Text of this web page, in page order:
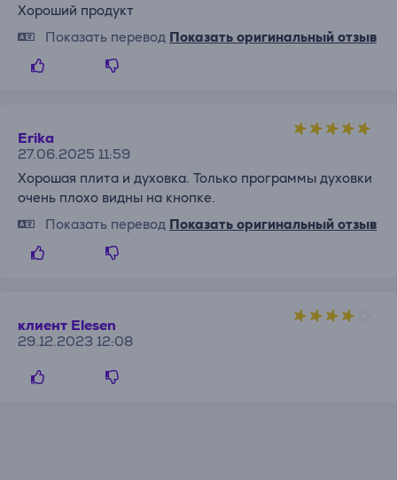
Хороший продукт
Показать перевод Показать оригинальный отзыв
Erika
27.06.2025 11:59
Хорошая плита и духовка. Только программы духовки
очень плохо видны на кнопке.
Показать перевод Показать оригинальный отзыв
клиент Elesen
29.12.2023 12:08